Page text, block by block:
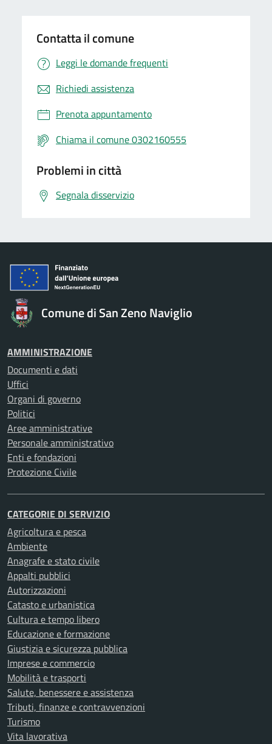
Contatta il comune
Leggi le domande frequenti
Richiedi assistenza
Prenota appuntamento
Chiama il comune 0302160555
Problemi in città
Segnala disservizio
Comune di San Zeno Naviglio
AMMINISTRAZIONE
Documenti e dati
Uffici
Organi di governo
Politici
Aree amministrative
Personale amministrativo
Enti e fondazioni
Protezione Civile
CATEGORIE DI SERVIZIO
Agricoltura e pesca
Ambiente
Anagrafe e stato civile
Appalti pubblici
Autorizzazioni
Catasto e urbanistica
Cultura e tempo libero
Educazione e formazione
Giustizia e sicurezza pubblica
Imprese e commercio
Mobilità e trasporti
Salute, benessere e assistenza
Tributi, finanze e contravvenzioni
Turismo
Vita lavorativa